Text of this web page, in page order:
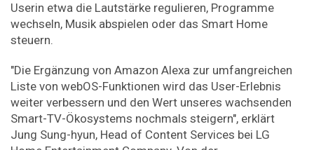
Userin etwa die Lautstärke regulieren, Programme
wechseln, Musik abspielen oder das Smart Home
steuern.
"Die Ergänzung von Amazon Alexa zur umfangreichen
Liste von webOS-Funktionen wird das User-Erlebnis
weiter verbessern und den Wert unseres wachsenden
Smart-TV-Ökosystems nochmals steigern", erklärt
Jung Sung-hyun, Head of Content Services bei LG